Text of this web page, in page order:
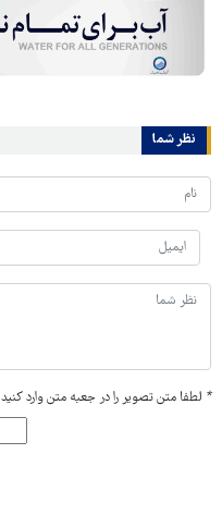
نظر شما
* لطفا متن تصویر را در جعبه متن وارد کنید